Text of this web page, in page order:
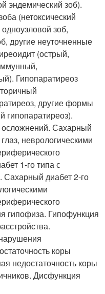
эндемический зоб).
(нетоксический
зоб,
другие неуточненные
(острый,
Гипопаратиреоз
другие формы
гипопаратиреоз).
осложнений. Сахарный
неврологическими
1-го типа с
диабет 2-го
гипофиза. Гипофункция
коры
недостаточность коры
Дисфункция